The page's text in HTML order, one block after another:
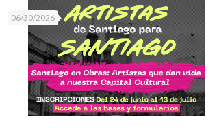
06/30/2026